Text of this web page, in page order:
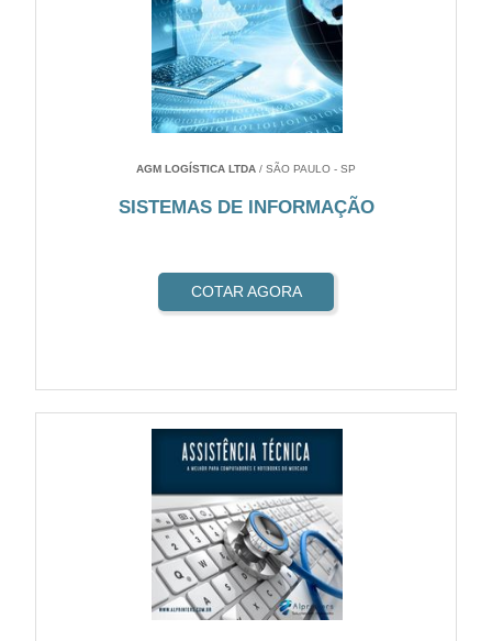
AGM LOGÍSTICA LTDA / SÃO PAULO - SP
SISTEMAS DE INFORMAÇÃO
COTAR AGORA